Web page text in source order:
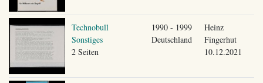
Technobull
Sonstiges
2 Seiten
1990 - 1999
Deutschland
Heinz
Fingerhut
10.12.2021